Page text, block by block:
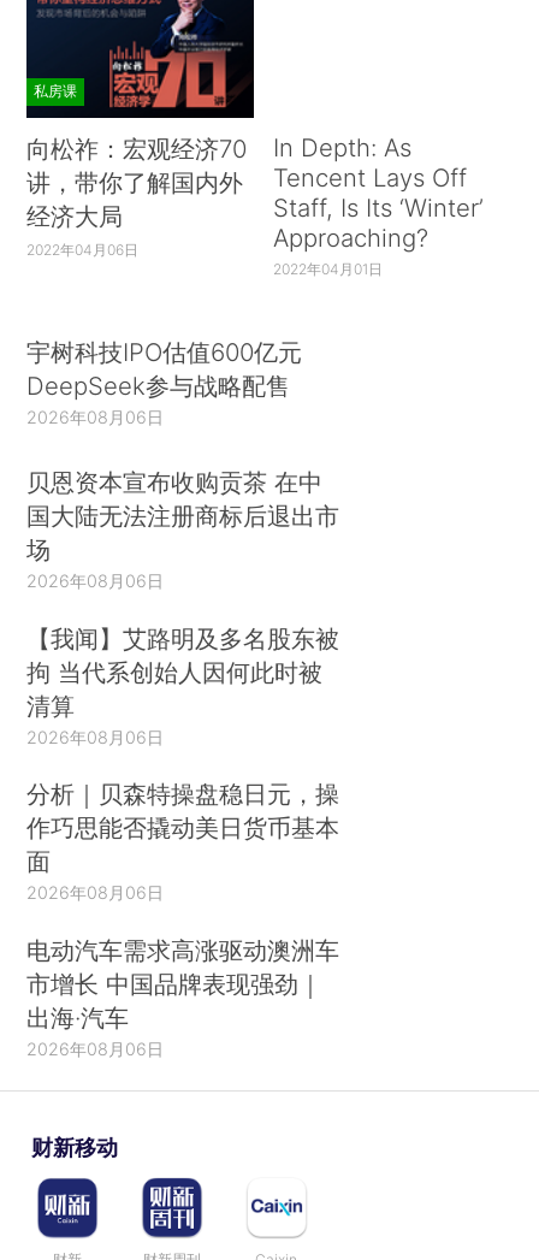
私房课
向松祚：宏观经济70
讲，带你了解国内外
经济大局
2022年04月06日
In Depth: As
Tencent Lays Off
Staff, Is Its ‘Winter’
Approaching?
2022年04月01日
宇树科技IPO估值600亿元
DeepSeek参与战略配售
2026年08月06日
贝恩资本宣布收购贡茶 在中
国大陆无法注册商标后退出市
场
2026年08月06日
【我闻】艾路明及多名股东被
拘 当代系创始人因何此时被
清算
2026年08月06日
分析｜贝森特操盘稳日元，操
作巧思能否撬动美日货币基本
面
2026年08月06日
电动汽车需求高涨驱动澳洲车
市增长 中国品牌表现强劲｜
出海·汽车
2026年08月06日
财新移动